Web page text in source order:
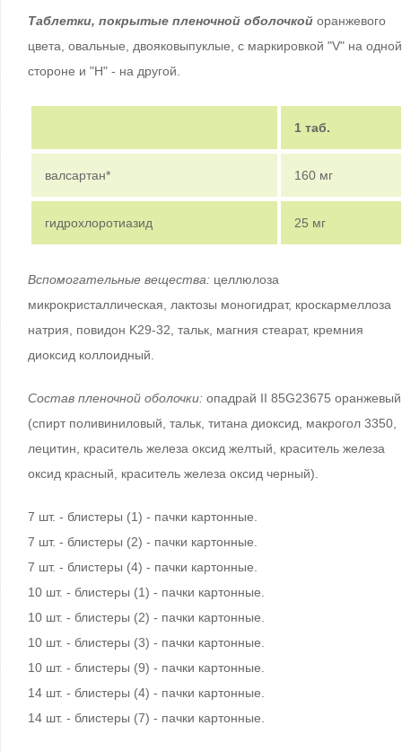
Таблетки, покрытые пленочной оболочкой оранжевого
цвета, овальные, двояковыпуклые, с маркировкой "V" на одной
стороне и "H" - на другой.
1 таб.
валсартан* 160 мг
гидрохлоротиазид 25 мг
Вспомогательные вещества: целлюлоза
микрокристаллическая, лактозы моногидрат, кроскармеллоза
натрия, повидон K29-32, тальк, магния стеарат, кремния
диоксид коллоидный.
Состав пленочной оболочки: опадрай II 85G23675 оранжевый
(спирт поливиниловый, тальк, титана диоксид, макрогол 3350,
лецитин, краситель железа оксид желтый, краситель железа
оксид красный, краситель железа оксид черный).
7 шт. - блистеры (1) - пачки картонные.
7 шт. - блистеры (2) - пачки картонные.
7 шт. - блистеры (4) - пачки картонные.
10 шт. - блистеры (1) - пачки картонные.
10 шт. - блистеры (2) - пачки картонные.
10 шт. - блистеры (3) - пачки картонные.
10 шт. - блистеры (9) - пачки картонные.
14 шт. - блистеры (4) - пачки картонные.
14 шт. - блистеры (7) - пачки картонные.